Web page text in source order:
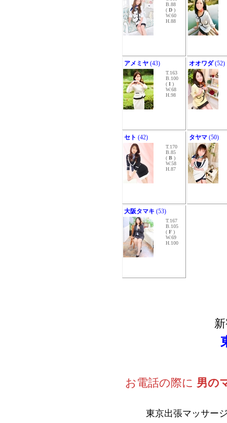
B.88
( D )
W.60
H.88
アメミヤ (43)
T.163
B.100
( I )
W.68
H.98
オオワダ(52)
セト (42)
T.170
B.85
( B )
W.58
H.87
タヤマ (50)
大阪タマキ (53)
T.167
B.105
( F )
W.69
H.100
お電話の際に 男の
東京出張マッサー